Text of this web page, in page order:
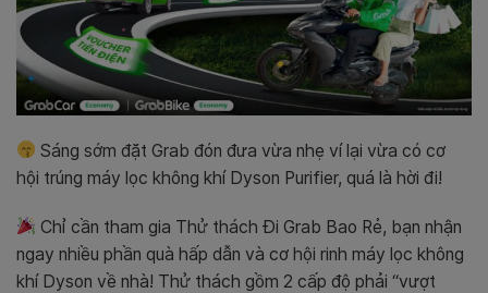
Sáng sớm đặt Grab đón đưa vừa nhẹ ví lại vừa có cơ
hội trúng máy lọc không khí Dyson Purifier, quá là hời đi!
Chỉ cần tham gia Thử thách Đi Grab Bao Rẻ, bạn nhận
ngay nhiều phần quà hấp dẫn và cơ hội rinh máy lọc không
khí Dyson về nhà! Thử thách gồm 2 cấp độ phải “vượt